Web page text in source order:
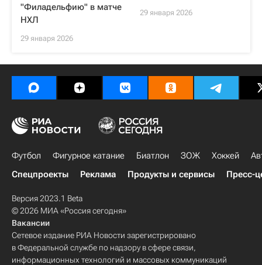
"Филадельфию" в матче
НХЛ
29 января 2026
29 января 2026
Футбол Фигурное катание Биатлон ЗОЖ Хоккей
Спецпроекты
Реклама Продукты и сервисы Пресс-
Версия 2023.1 Beta
© 2026 МИА «Россия сегодня»
Вакансии
Сетевое издание РИА Новости зарегистрировано
в Федеральной службе по надзору в сфере связи,
информационных технологий и массовых коммуникаций